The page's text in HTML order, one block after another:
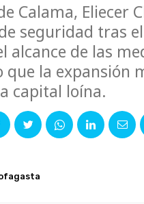
Calama, Eliecer
seguridad tras
alcance de las
que la
capital loína.